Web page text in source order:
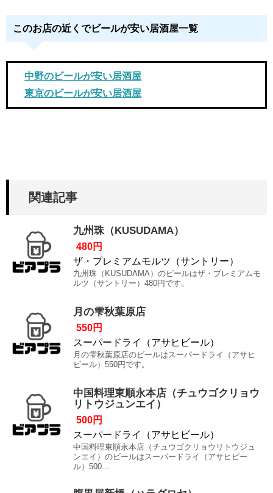
このお店の近くでビールが安い居酒屋一覧
中野のビールが安い居酒屋
東京のビールが安い居酒屋
関連記事
九州珠（KUSUDAMA）
480円
ザ・プレミアムモルツ（サントリー）
九州珠（KUSUDAMA）のビールはザ・プレミアムモ
ルツ（サントリー）480円です。
月の雫秋葉原店
550円
スーパードライ（アサヒビール）
月の雫秋葉原店のビールはスーパードライ（アサヒ
ビール）550円です。
中国料理東順永本店（チュウゴクリョウ
リトウジュンエイ）
500円
スーパードライ（アサヒビール）
中国料理東順永本店（チュウゴクリョウリトウジュ
ンエイ）のビールはスーパードライ（アサヒビー
ル）500...